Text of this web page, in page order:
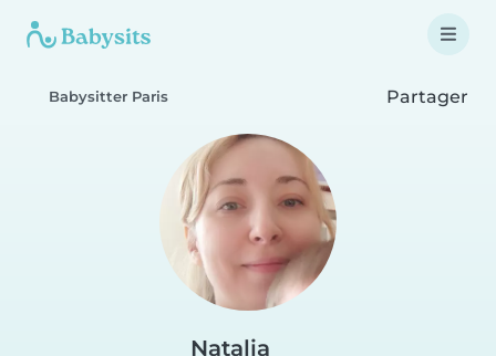
Babysitter Paris Partager
Natalia